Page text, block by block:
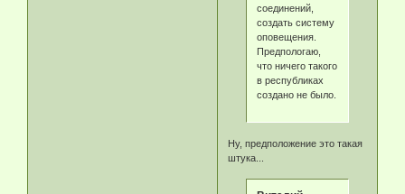
соединений,
создать систему
оповещения.
Предпологаю,
что ничего такого
в республиках
создано не было.
Ну, предположение это такая
штука...